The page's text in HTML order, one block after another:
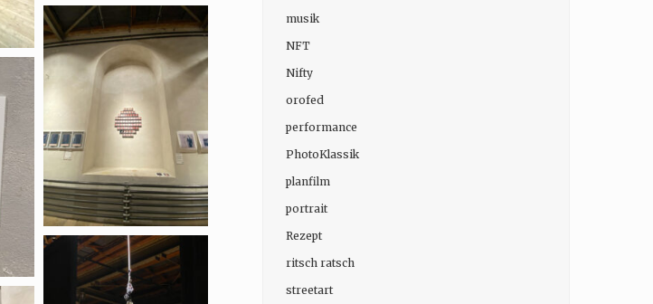
musik
NFT
Nifty
orofed
performance
PhotoKlassik
planfilm
portrait
Rezept
ritsch ratsch
streetart